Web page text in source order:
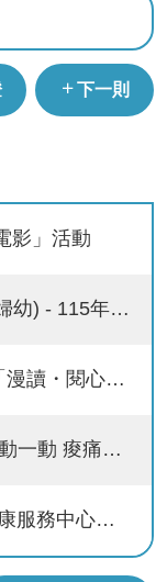
下一則
影」活動
子共讀工作坊」活動
心境」主題書展
題講座，歡迎報名參加。
預防三高」健康促進講座